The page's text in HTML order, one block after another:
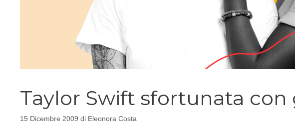
Taylor Swift sfortunata
15 Dicembre 2009 di Eleonora Costa